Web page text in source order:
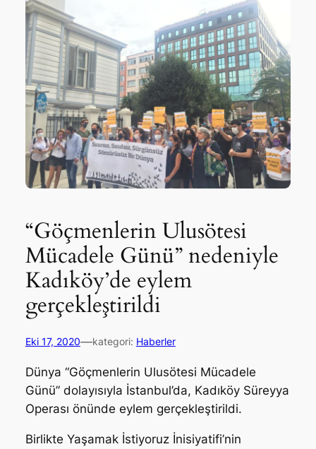
“Göçmenlerin Ulusötesi
Mücadele Günü” nedeniyle
Kadıköy’de eylem
gerçekleştirildi
Eki 17, 2020—kategori: Haberler
Dünya “Göçmenlerin Ulusötesi Mücadele
Günü” dolayısıyla İstanbul’da, Kadıköy Süreyya
Operası önünde eylem gerçekleştirildi.
Birlikte Yaşamak İstiyoruz İnisiyatifi’nin